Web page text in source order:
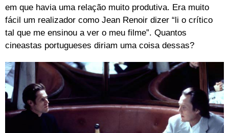
em que havia uma relação muito produtiva. Era muito
fácil um realizador como Jean Renoir dizer “li o crítico
tal que me ensinou a ver o meu filme”. Quantos
cineastas portugueses diriam uma coisa dessas?